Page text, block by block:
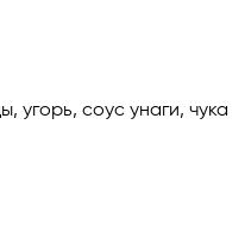
угорь, соус унаги, чука